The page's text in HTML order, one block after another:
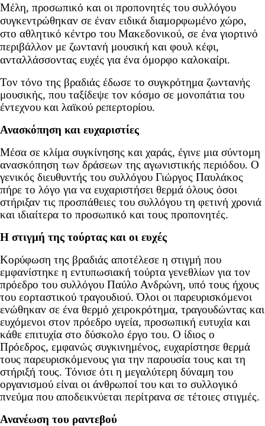
Μέλη, προσωπικό και οι προπονητές του συλλόγου
συγκεντρώθηκαν σε έναν ειδικά διαμορφωμένο χώρο,
στο αθλητικό κέντρο του Μακεδονικού, σε ένα γιορτινό
περιβάλλον με ζωντανή μουσική και φουλ κέφι,
ανταλλάσσοντας ευχές για ένα όμορφο καλοκαίρι.
Τον τόνο της βραδιάς έδωσε το συγκρότημα ζωντανής
μουσικής, που ταξίδεψε τον κόσμο σε μονοπάτια του
έντεχνου και λαϊκού ρεπερτορίου.
Ανασκόπηση και ευχαριστίες
Μέσα σε κλίμα συγκίνησης και χαράς, έγινε μια σύντομη
ανασκόπηση των δράσεων της αγωνιστικής περιόδου. Ο
γενικός διευθυντής του συλλόγου Γιώργος Παυλάκος
πήρε το λόγο για να ευχαριστήσει θερμά όλους όσοι
στήριξαν τις προσπάθειες του συλλόγου τη φετινή χρονιά
και ιδιαίτερα το προσωπικό και τους προπονητές.
Η στιγμή της τούρτας και οι ευχές
Κορύφωση της βραδιάς αποτέλεσε η στιγμή που
εμφανίστηκε η εντυπωσιακή τούρτα γενεθλίων για τον
πρόεδρο του συλλόγου Παύλο Ανδρώνη, υπό τους ήχους
του εορταστικού τραγουδιού. Όλοι οι παρευρισκόμενοι
ενώθηκαν σε ένα θερμό χειροκρότημα, τραγουδώντας και
ευχόμενοι στον πρόεδρο υγεία, προσωπική ευτυχία και
κάθε επιτυχία στο δύσκολο έργο του. Ο ίδιος ο
Πρόεδρος, εμφανώς συγκινημένος, ευχαρίστησε θερμά
τους παρευρισκόμενους για την παρουσία τους και τη
στήριξή τους. Τόνισε ότι η μεγαλύτερη δύναμη του
οργανισμού είναι οι άνθρωποί του και το συλλογικό
πνεύμα που αποδεικνύεται περίτρανα σε τέτοιες στιγμές.
Ανανέωση του ραντεβού